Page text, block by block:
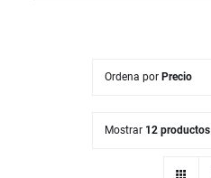
Ordena por Precio
Mostrar 12 productos